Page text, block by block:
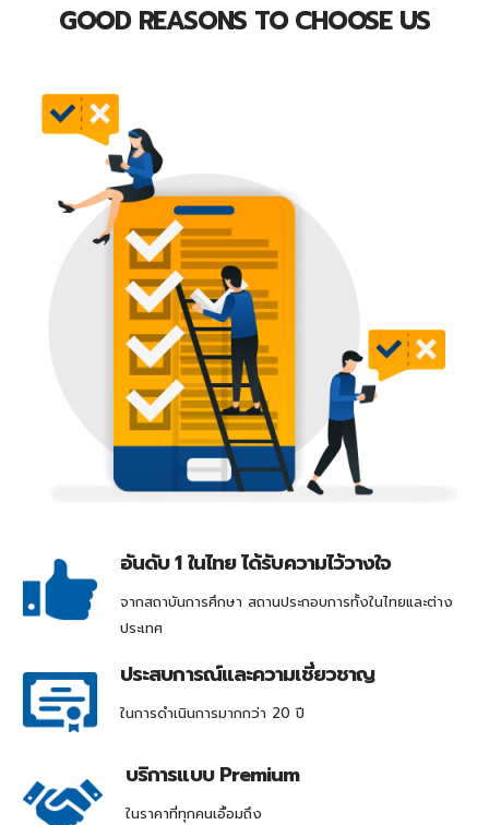
GOOD REASONS TO CHOOSE US
อันดับ 1 ในไทย ได้รับความไว้วางใจ
จากสถาบันการศึกษา สถานประกอบการทั้งในไทยและต่าง
ประเทศ
ประสบการณ์และความเชี่ยวชาญ
ในการดำเนินการมากกว่า 20 ปี
บริการแบบ Premium
ในราคาที่ทุกคนเอื้อมถึง